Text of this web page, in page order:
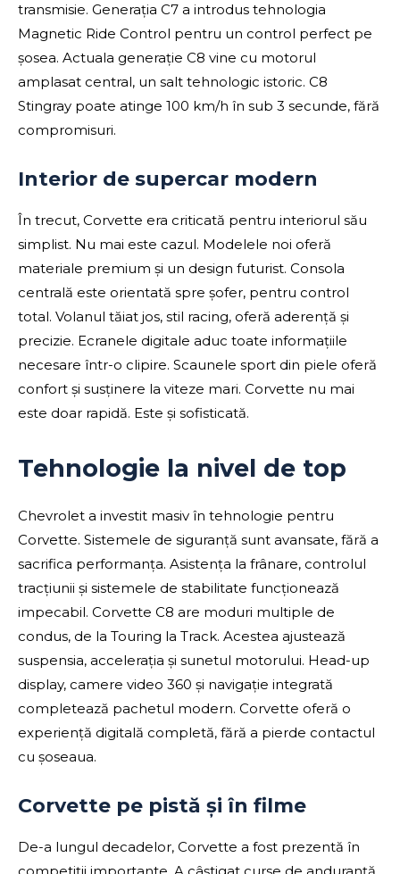
transmisie. Generația C7 a introdus tehnologia
Magnetic Ride Control pentru un control perfect pe
șosea. Actuala generație C8 vine cu motorul
amplasat central, un salt tehnologic istoric. C8
Stingray poate atinge 100 km/h în sub 3 secunde, fără
compromisuri.
Interior de supercar modern
În trecut, Corvette era criticată pentru interiorul său
simplist. Nu mai este cazul. Modelele noi oferă
materiale premium și un design futurist. Consola
centrală este orientată spre șofer, pentru control
total. Volanul tăiat jos, stil racing, oferă aderență și
precizie. Ecranele digitale aduc toate informațiile
necesare într-o clipire. Scaunele sport din piele oferă
confort și susținere la viteze mari. Corvette nu mai
este doar rapidă. Este și sofisticată.
Tehnologie la nivel de top
Chevrolet a investit masiv în tehnologie pentru
Corvette. Sistemele de siguranță sunt avansate, fără a
sacrifica performanța. Asistența la frânare, controlul
tracțiunii și sistemele de stabilitate funcționează
impecabil. Corvette C8 are moduri multiple de
condus, de la Touring la Track. Acestea ajustează
suspensia, accelerația și sunetul motorului. Head-up
display, camere video 360 și navigație integrată
completează pachetul modern. Corvette oferă o
experiență digitală completă, fără a pierde contactul
cu șoseaua.
Corvette pe pistă și în filme
De-a lungul decadelor, Corvette a fost prezentă în